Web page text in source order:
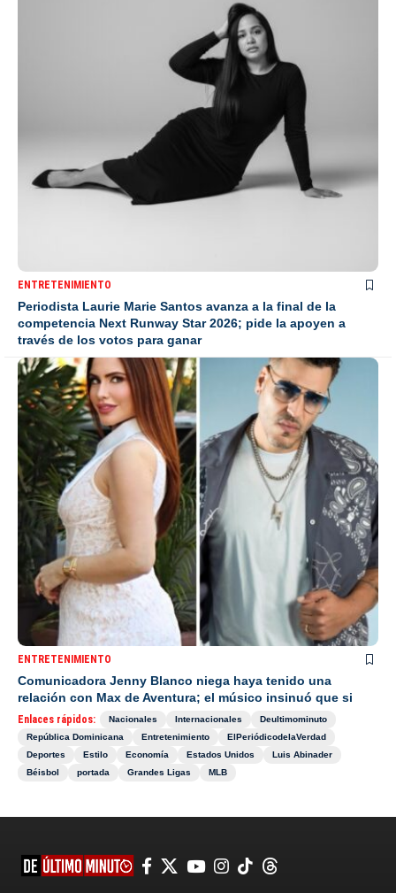
ENTRETENIMIENTO
Periodista Laurie Marie Santos avanza a la final de la
competencia Next Runway Star 2026; pide la apoyen a
través de los votos para ganar
ENTRETENIMIENTO
Comunicadora Jenny Blanco niega haya tenido una
relación con Max de Aventura; el músico insinuó que si
Enlaces rápidos: Nacionales Internacionales
Deultimominuto
República Dominicana
Entretenimiento
ElPeriódicodelaVerdad
Deportes
Estilo Economía Estados Unidos
Luis Abinader
Béisbol
portada Grandes Ligas MLB